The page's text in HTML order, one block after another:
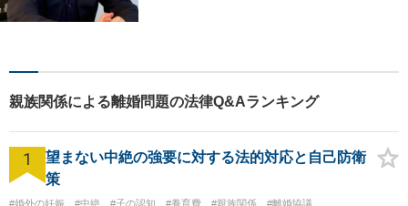
作りに尽力しています。【初
回無料相談】【東京・神奈川
エリア】
親族関係による離婚問題の法律Q&Aランキング
1
望まない中絶の強要に対する法的対応と自己防衛
策
#婚外の妊娠 #中絶 #子の認知 #養育費 #親族関係 #離婚協議